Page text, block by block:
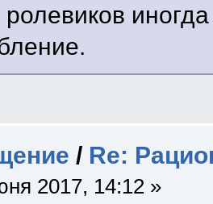
/ Re:
2017, 14:12 »